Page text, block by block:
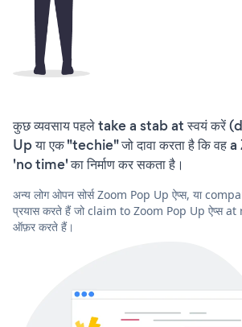
कुछ व्यवसाय पहले take a stab at स्वयं करें
Up या एक "techie" जो दावा करता है कि
'no time' का निर्माण कर सकता है।
अन्य लोग ओपन सोर्स Zoom Pop Up ऐप्स, या
प्रयास करते हैं जो claim to Zoom Pop Up ऐप्स
ऑफ़र करते हैं।